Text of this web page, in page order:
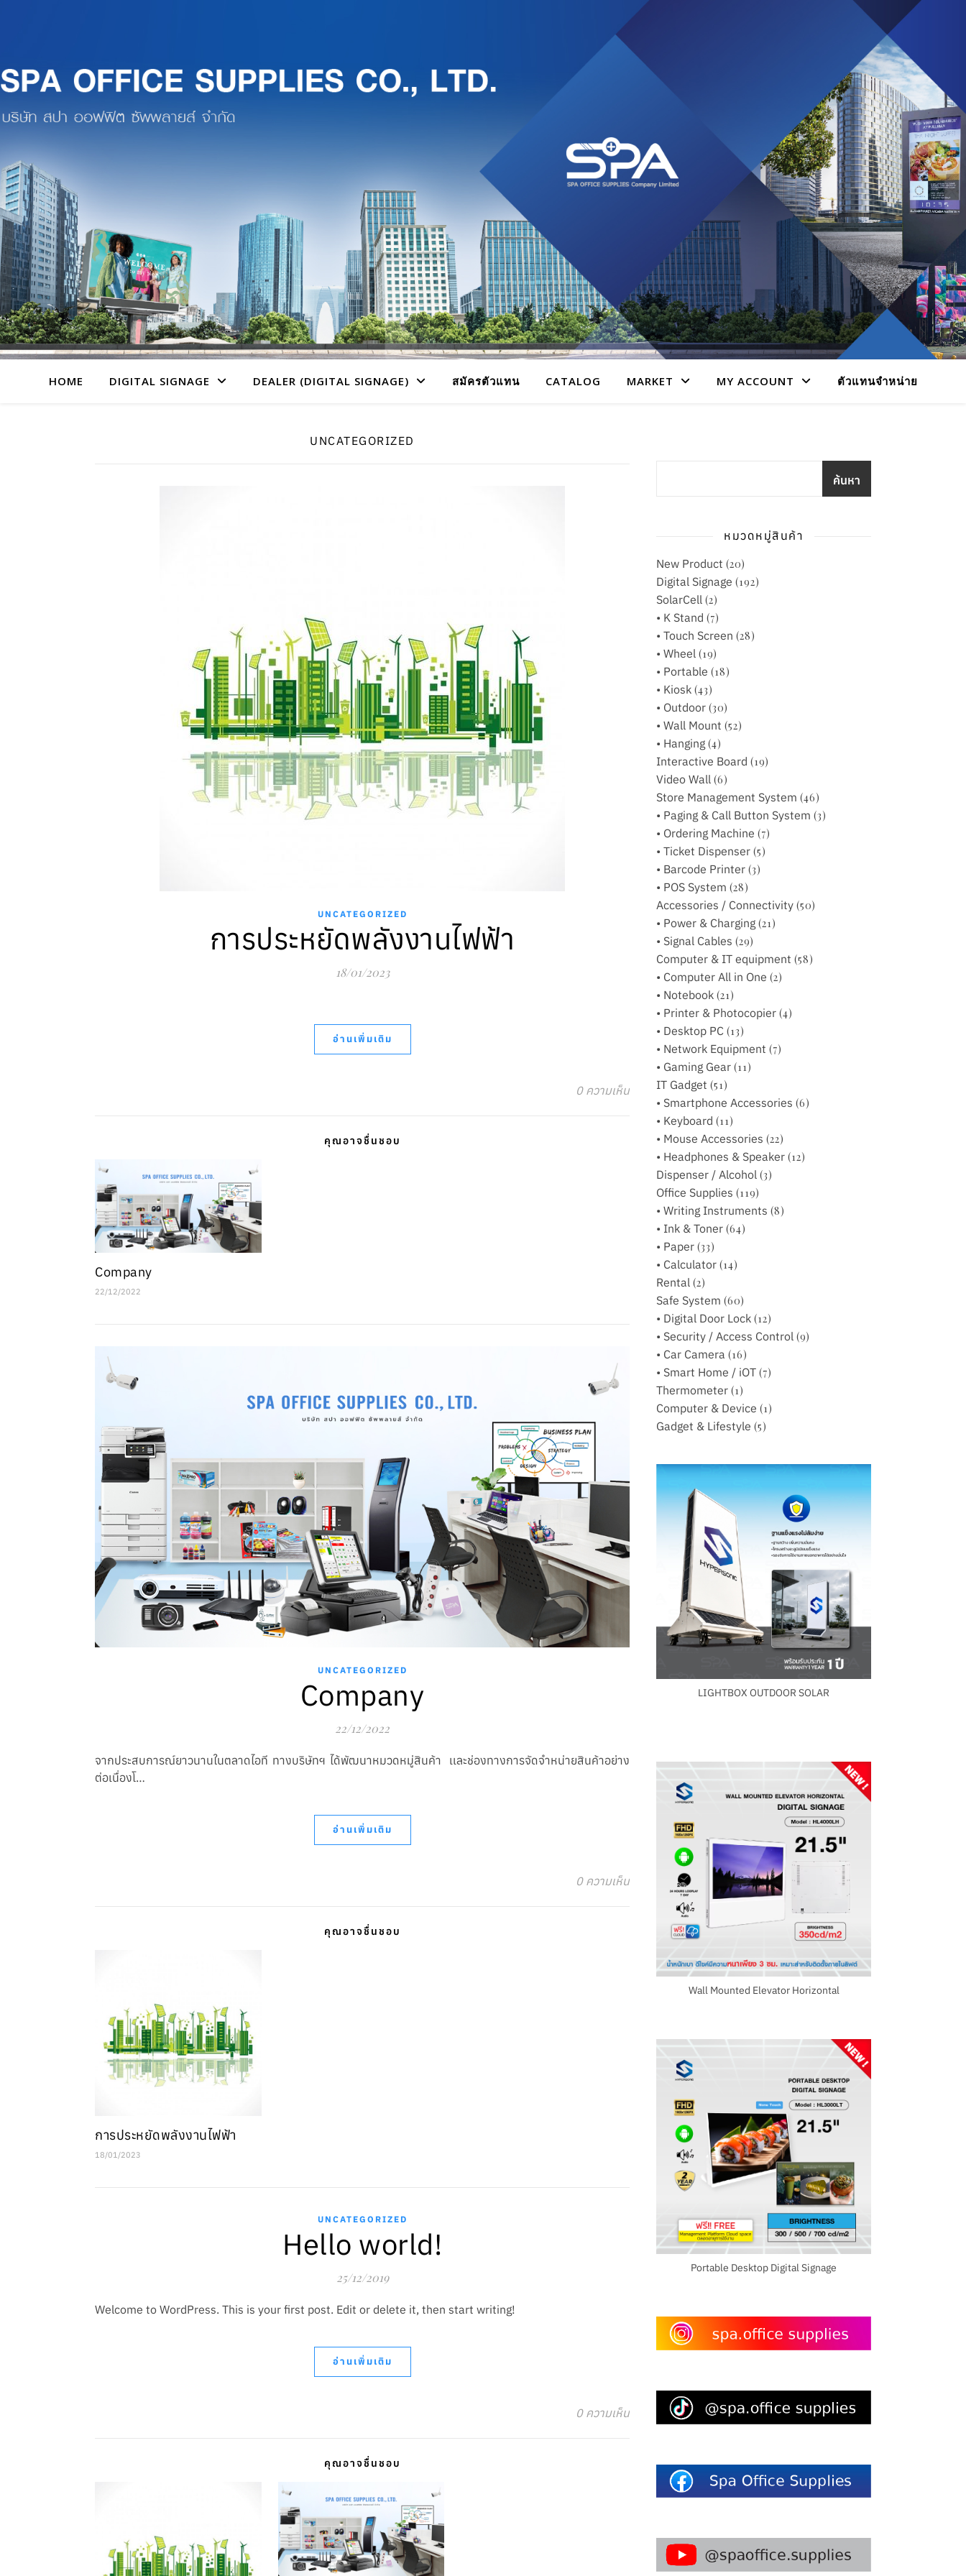
HOME DIGITAL SIGNAGE DEALER (DIGITAL SIGNAGE) สมัครตัวแทน CATALOG MARKET MY ACCOUNT ตัวแทนจำหน่าย
UNCATEGORIZED
UNCATEGORIZED
การประหยัดพลังงานไฟฟ้า
18/01/2023
อ่านเพิ่มเติม
0 ความเห็น
คุณอาจชื่นชอบ
Company
22/12/2022
UNCATEGORIZED
Company
22/12/2022
จากประสบการณ์ยาวนานในตลาดไอที ทางบริษัทฯ ได้พัฒนาหมวดหมู่สินค้า เเละช่องทางการจัดจำหน่ายสินค้าอย่าง
ต่อเนื่องโ…
อ่านเพิ่มเติม
0 ความเห็น
คุณอาจชื่นชอบ
การประหยัดพลังงานไฟฟ้า
18/01/2023
UNCATEGORIZED
Hello world!
25/12/2019
Welcome to WordPress. This is your first post. Edit or delete it, then start writing!
อ่านเพิ่มเติม
0 ความเห็น
คุณอาจชื่นชอบ
ค้นหา
หมวดหมู่สินค้า
New Product (20)
Digital Signage (192)
SolarCell (2)
• K Stand (7)
• Touch Screen (28)
• Wheel (19)
• Portable (18)
• Kiosk (43)
• Outdoor (30)
• Wall Mount (52)
• Hanging (4)
Interactive Board (19)
Video Wall (6)
Store Management System (46)
• Paging & Call Button System (3)
• Ordering Machine (7)
• Ticket Dispenser (5)
• Barcode Printer (3)
• POS System (28)
Accessories / Connectivity (50)
• Power & Charging (21)
• Signal Cables (29)
Computer & IT equipment (58)
• Computer All in One (2)
• Notebook (21)
• Printer & Photocopier (4)
• Desktop PC (13)
• Network Equipment (7)
• Gaming Gear (11)
IT Gadget (51)
• Smartphone Accessories (6)
• Keyboard (11)
• Mouse Accessories (22)
• Headphones & Speaker (12)
Dispenser / Alcohol (3)
Office Supplies (119)
• Writing Instruments (8)
• Ink & Toner (64)
• Paper (33)
• Calculator (14)
Rental (2)
Safe System (60)
• Digital Door Lock (12)
• Security / Access Control (9)
• Car Camera (16)
• Smart Home / iOT (7)
Thermometer (1)
Computer & Device (1)
Gadget & Lifestyle (5)
LIGHTBOX OUTDOOR SOLAR
Wall Mounted Elevator Horizontal
Portable Desktop Digital Signage